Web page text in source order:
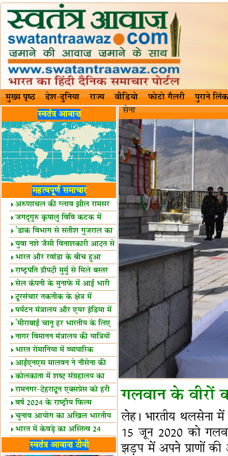
मुख्य पृष्ठ देश-दुनिया राज्य वीडियो फोटो गैलरी पुराने लिंक
स्वतंत्र आवाज़
महत्वपूर्ण समाचार
अरुणाचल की ग्लाव झील रामसर
स्थल घोषित
जगद्गुरु कृपालु विवि कटक में
शैक्षिक सत्र शुरू
'डाक विभाग से सतीश गुजराल का
रिश्ता गहरा'
युवा नशे जैसी विनाशकारी आदत से
दूर रहें-मोदी
भारत और रवांडा के बीच हुआ
व्यापार विस्तार
राष्ट्रपति द्रौपदी मुर्मु से मिले बस्तर
के प्रतिनिधि
सेल कंपनी के मुनाफे में आई भारी
उछाल!
दूरसंचार तकनीक के क्षेत्र में
उत्कृष्टता पुरस्कार
पर्यटन मंत्रालय और एयर इंडिया में
समझौता
'मीराबाई चानू हर भारतीय के लिए
प्रेरणा'
नागर विमानन मंत्रालय की यात्रियों
को सलाह
भारत रोमानिया में व्यापारिक
साझेदारियां
आईएनएस मालवन ने नौसेना की
ताकत बढ़ाई
कोलकाता में शब्द संग्रहालय का
उद्घाटन
रामनगर-देहरादून एक्सप्रेस को हरी
झंडीवर्ष 2024 के राष्ट्रीय फिल्म
पुरस्कारों की घोषणा
चुनाव आयोग का अखिल भारतीय
मीडिया सम्मेलन
भारत में केवड़े का अस्तित्‍व 24
लाख वर्ष!
लखनऊ में 'एक राष्ट्र एक चुनाव'
स्वतंत्र आवाज़ टीवी
सेना
गलवान के वीरों
लेह। भारतीय थलसेना
15 जून 2020 को
झड़प में अपने प्राणों की